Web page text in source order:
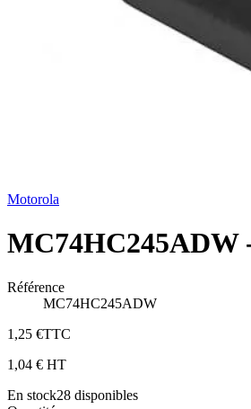
Motorola
MC74HC245ADW
Référence
MC74HC245ADW
1,25 €TTC
1,04 € HT
En stock28 disponibles